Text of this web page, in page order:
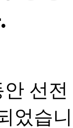
선
었습